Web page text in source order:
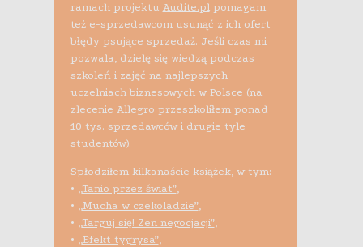
ramach projektu Audite.plpomagam
też e-sprzedawcom usunąć z ich ofert
błędy psujące sprzedaż. Jeśli czas mi
pozwala, dzielę się wiedzą podczas
szkoleń i zajęć na najlepszych
uczelniach biznesowych w Polsce (na
zlecenie Allegro przeszkoliłem ponad
10 tys. sprzedawców i drugie tyle
studentów).
Spłodziłem kilkanaście książek, w tym:
• „Tanio przez świat”,
• „Mucha w czekoladzie”,
• „Targuj się! Zen negocjacji”,
• „Efekt tygrysa”,